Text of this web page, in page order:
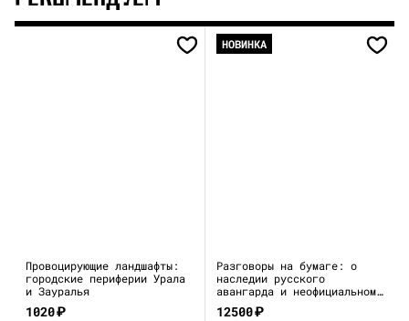
Провоцирующие ландшафты:
городские периферии Урала
и Зауралья
1020₽
НОВИНКА
Разговоры на бумаге: о
наследии русского
авангарда и неофициальном
искусстве 1970–80-х
12500₽